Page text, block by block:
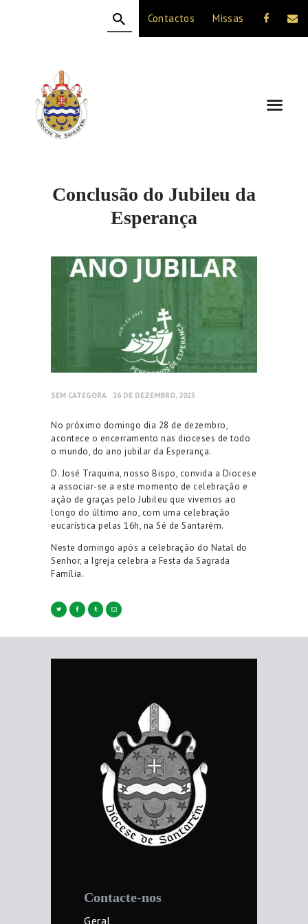
Contactos Missas
Conclusão do Jubileu da
Esperança
A DIOCESE
CELEBRAÇÃO
VIDA CRISTÃ
NOTÍCIAS
SEM CATEGORA 26 DE DEZEMBRO, 2025
No próximo domingo dia 28 de dezembro,
acontece o encerramento nas dioceses de todo
o mundo, do ano jubilar da Esperança.
D. José Traquina, nosso Bispo, convida a Diocese
a associar-se a este momento de celebração e
ação de graças pelo Jubileu que vivemos ao
longo do último ano, com uma celebração
eucarística pelas 16h, na Sé de Santarém.
Neste domingo após a celebração do Natal do
Senhor, a Igreja celebra a Festa da Sagrada
Família.
Contacte-nos
Geral